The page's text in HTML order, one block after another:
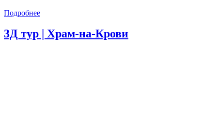
Подробнее
3Д тур | Храм-на-Крови